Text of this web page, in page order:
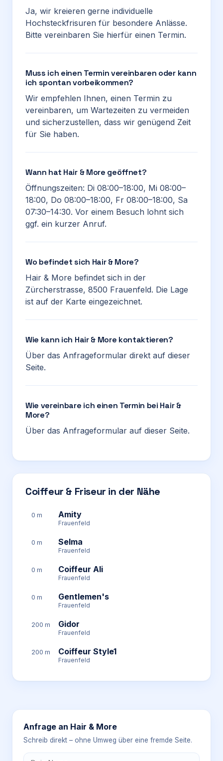
Ja, wir kreieren gerne individuelle
Hochsteckfrisuren für besondere Anlässe.
Bitte vereinbaren Sie hierfür einen Termin.
Muss ich einen Termin vereinbaren oder kann
ich spontan vorbeikommen?
Wir empfehlen Ihnen, einen Termin zu
vereinbaren, um Wartezeiten zu vermeiden
und sicherzustellen, dass wir genügend Zeit
für Sie haben.
Wann hat Hair & More geöffnet?
Öffnungszeiten: Di 08:00–18:00, Mi 08:00–
18:00, Do 08:00–18:00, Fr 08:00–18:00, Sa
07:30–14:30. Vor einem Besuch lohnt sich
ggf. ein kurzer Anruf.
Wo befindet sich Hair & More?
Hair & More befindet sich in der
Zürcherstrasse, 8500 Frauenfeld. Die Lage
ist auf der Karte eingezeichnet.
Wie kann ich Hair & More kontaktieren?
Über das Anfrageformular direkt auf dieser
Seite.
Wie vereinbare ich einen Termin bei Hair &
More?
Über das Anfrageformular auf dieser Seite.
Coiffeur & Friseur in der Nähe
0 m Amity
Frauenfeld
0 m Selma
Frauenfeld
0 m Coiffeur Ali
Frauenfeld
0 m Gentlemen's
Frauenfeld
200 m Gidor
Frauenfeld
200 m Coiffeur Style1
Frauenfeld
Anfrage an Hair & More
Schreib direkt – ohne Umweg über eine fremde Seite.